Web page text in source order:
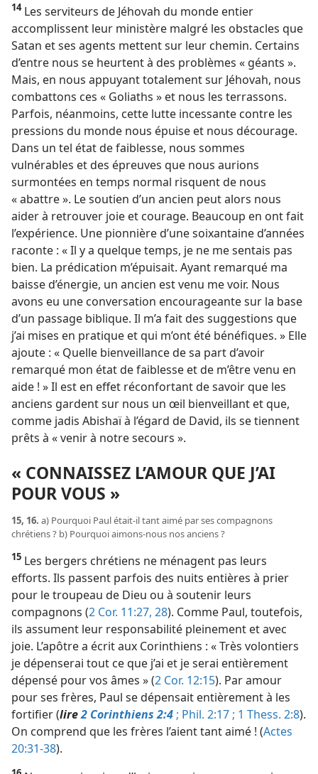
14Les serviteurs de Jéhovah du monde entier
accomplissent leur ministère malgré les obstacles que
Satan et ses agents mettent sur leur chemin. Certains
d’entre nous se heurtent à des problèmes « géants ».
Mais, en nous appuyant totalement sur Jéhovah, nous
combattons ces « Goliaths » et nous les terrassons.
Parfois, néanmoins, cette lutte incessante contre les
pressions du monde nous épuise et nous décourage.
Dans un tel état de faiblesse, nous sommes
vulnérables et des épreuves que nous aurions
surmontées en temps normal risquent de nous
« abattre ». Le soutien d’un ancien peut alors nous
aider à retrouver joie et courage. Beaucoup en ont fait
l’expérience. Une pionnière d’une soixantaine d’années
raconte : « Il y a quelque temps, je ne me sentais pas
bien. La prédication m’épuisait. Ayant remarqué ma
baisse d’énergie, un ancien est venu me voir. Nous
avons eu une conversation encourageante sur la base
d’un passage biblique. Il m’a fait des suggestions que
j’ai mises en pratique et qui m’ont été bénéfiques. » Elle
ajoute : « Quelle bienveillance de sa part d’avoir
remarqué mon état de faiblesse et de m’être venu en
aide ! » Il est en effet réconfortant de savoir que les
anciens gardent sur nous un œil bienveillant et que,
comme jadis Abishaï à l’égard de David, ils se tiennent
prêts à « venir à notre secours ».
« CONNAISSEZ L’AMOUR QUE J’AI
POUR VOUS »
15, 16. a) Pourquoi Paul était-il tant aimé par ses compagnons
chrétiens ? b) Pourquoi aimons-nous nos anciens ?
15 Les bergers chrétiens ne ménagent pas leurs
efforts. Ils passent parfois des nuits entières à prier
pour le troupeau de Dieu ou à soutenir leurs
compagnons (2 Cor. 11:27, 28). Comme Paul, toutefois,
ils assument leur responsabilité pleinement et avec
joie. L’apôtre a écrit aux Corinthiens : « Très volontiers
je dépenserai tout ce que j’ai et je serai entièrement
dépensé pour vos âmes » (2 Cor. 12:15). Par amour
pour ses frères, Paul se dépensait entièrement à les
fortifier (lire2 Corinthiens 2:4 ; Phil. 2:17 ; 1 Thess. 2:8).
On comprend que les frères l’aient tant aimé ! (Actes
20:31-38).